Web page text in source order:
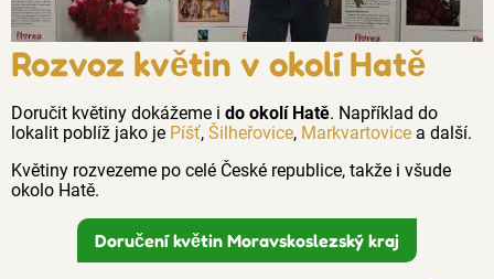
Rozvoz květin v okolí Hatě
Doručit květiny dokážeme i do okolí Hatě. Například do
lokalit poblíž jako je Píšť, Šilheřovice, Markvartovice a další.
Květiny rozvezeme po celé České republice, takže i všude
okolo Hatě.
Doručení květin Moravskoslezský kraj